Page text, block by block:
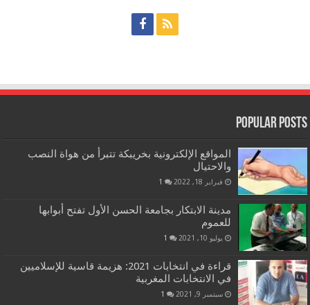
Popular Posts
المواقع الإلكترونية بخريبكة تتبرأ من هواة النصب
والاحتيال
فبراير 18, 2022 1
مدينة الابتكار بجامعة الحسن الأول تفتح أبوابها
للعموم
يوليو 10, 2021 1
قراءة في انتخابات 2021: هزيمة قاسية للإسلاميين
في الانتخابات المغربية
سبتمبر 9, 2021 1